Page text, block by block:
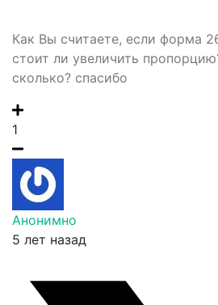
Как Вы считаете, если форма
стоит ли увеличить
сколько? спасибо
1
Анонимно
5 лет назад